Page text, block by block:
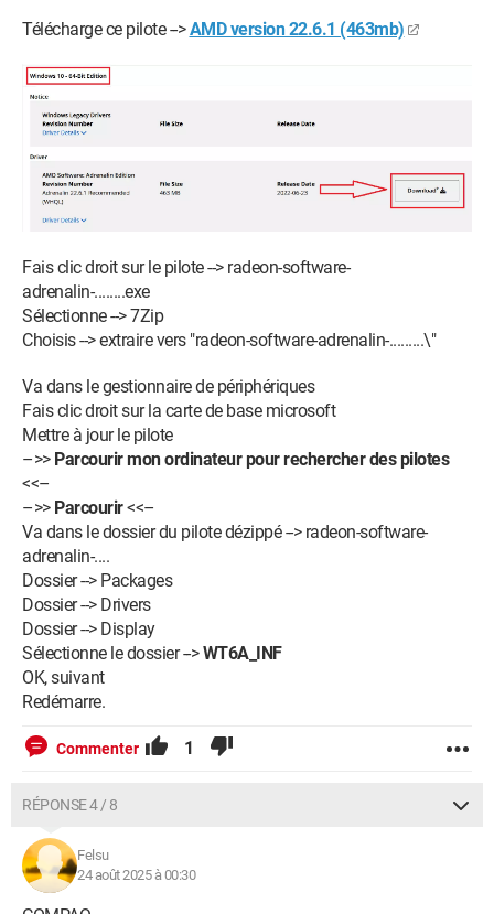
Télécharge ce pilote -->AMD version 22.6.1 (463mb)
Fais clic droit sur le pilote --> radeon-software-
adrenalin-........exe
Sélectionne --> 7Zip
Choisis --> extraire vers "radeon-software-adrenalin-.........\"
Va dans le gestionnaire de périphériques
Fais clic droit sur la carte de base microsoft
Mettre à jour le pilote
–>> Parcourir mon ordinateur pour rechercher des pilotes
<<–
–>> Parcourir<<–
Va dans le dossier du pilote dézippé --> radeon-software-
adrenalin-....
Dossier --> Packages
Dossier --> Drivers
Dossier --> Display
Sélectionne le dossier -->WT6A_INF
OK, suivant
Redémarre.
Commenter 1
RÉPONSE 4 / 8
Felsu
24 août 2025 à 00:30